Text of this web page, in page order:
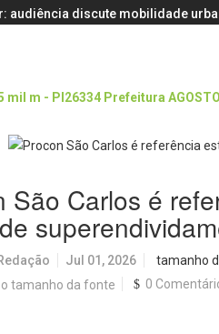
audiência discute mobilidade
São Carlos é
Jul 01, 2026
tamanho
0